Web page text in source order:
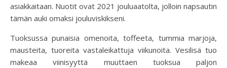
asiakkaitaan. Nuotit ovat 2021 jouluaatolta, jolloin napsautin
tämän auki omaksi jouluviskikseni.
Tuoksussa punaisia omenoita, toffeeta, tummia marjoja,
mausteita, tuoreita vastaleikattuja viikunoita. Vesilisä tuo
makeaa viinisyyttä muuttaen tuoksua paljon